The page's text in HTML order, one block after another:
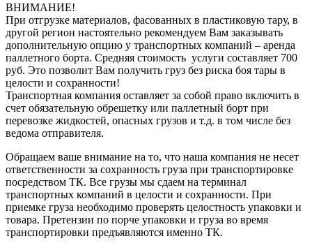
ВНИМАНИЕ!
При отгрузке материалов, фасованных в пластиковую тару, в
другой регион настоятельно рекомендуем Вам заказывать
дополнительную опцию у транспортных компаний – аренда
паллетного борта. Средняя стоимость услуги составляет 700
руб. Это позволит Вам получить груз без риска боя тары в
целости и сохранности!
Транспортная компания оставляет за собой право включить в
счет обязательную обрешетку или паллетный борт при
перевозке жидкостей, опасных грузов и т.д. в том числе без
ведома отправителя.
Обращаем ваше внимание на то, что наша компания не несет
ответственности за сохранность груза при транспортировке
посредством ТК. Все грузы мы сдаем на терминал
транспортных компаний в целости и сохранности. При
приемке груза необходимо проверять целостность упаковки и
товара. Претензии по порче упаковки и груза во время
транспортировки предъявляются именно ТК.